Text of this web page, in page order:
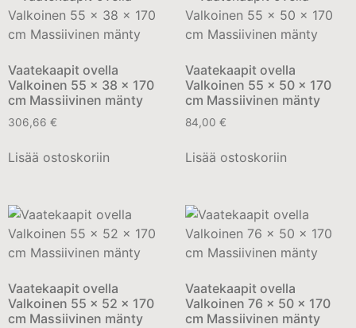
Vaatekaapit ovella
Valkoinen 55 x 38 x 170
cm Massiivinen mänty
306,66 €
Lisää ostoskoriin
Vaatekaapit ovella
Valkoinen 55 x 50 x 170
cm Massiivinen mänty
84,00 €
Lisää ostoskoriin
Vaatekaapit ovella
Valkoinen 55 x 52 x 170
cm Massiivinen mänty
Vaatekaapit ovella
Valkoinen 76 x 50 x 170
cm Massiivinen mänty